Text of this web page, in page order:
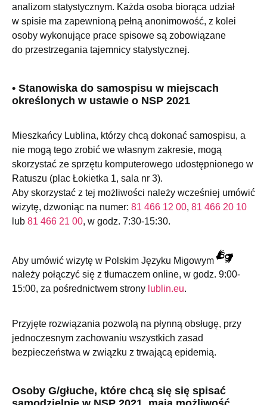
analizom statystycznym. Każda osoba biorąca udział
w spisie ma zapewnioną pełną anonimowość, z kolei
osoby wykonujące prace spisowe są zobowiązane
do przestrzegania tajemnicy statystycznej.
• Stanowiska do samospisu w miejscach
określonych w ustawie o NSP 2021
Mieszkańcy Lublina, którzy chcą dokonać samospisu, a
nie mogą tego zrobić we własnym zakresie, mogą
skorzystać ze sprzętu komputerowego udostępnionego w
Ratuszu (plac Łokietka 1, sala nr 3).
Aby skorzystać z tej możliwości należy wcześniej umówić
wizytę, dzwoniąc na numer: 81 466 12 00, 81 466 20 10
lub 81 466 21 00, w godz. 7:30-15:30.
Aby umówić wizytę w Polskim Języku Migowym
należy połączyć się z tłumaczem online, w godz. 9:00-
15:00, za pośrednictwem strony lublin.eu.
Przyjęte rozwiązania pozwolą na płynną obsługę, przy
jednoczesnym zachowaniu wszystkich zasad
bezpieczeństwa w związku z trwającą epidemią.
Osoby G/głuche, które chcą się się spisać